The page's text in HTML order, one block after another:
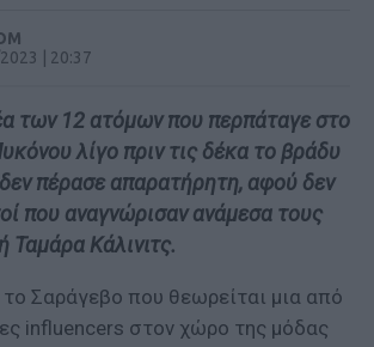
| 20:37
των 12 ατόμων που περπάταγε στο
λίγο πριν τις δέκα το βράδυ
πέρασε απαρατήρητη, αφού δεν
που αναγνώρισαν ανάμεσα τους
Ταμάρα Κάλινιτς.
Σαράγεβο που θεωρείται μια από
influencers στον χώρο της μόδας